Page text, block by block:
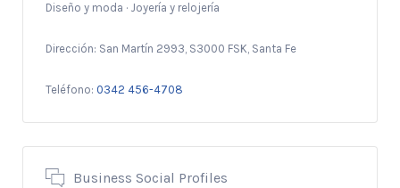
Diseño y moda · Joyería y relojería
Dirección: San Martín 2993, S3000 FSK, Santa Fe
Teléfono: 0342 456-4708
Business Social Profiles